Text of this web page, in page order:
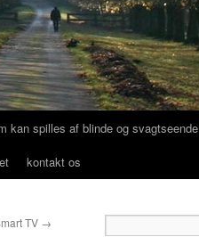
kan spilles af blinde og svagtseende
kontakt os
TV →